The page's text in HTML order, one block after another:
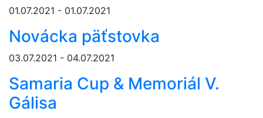
01.07.2021 - 01.07.2021
Novácka päťstovka
03.07.2021 - 04.07.2021
Samaria Cup & Memoriál V.
Gálisa